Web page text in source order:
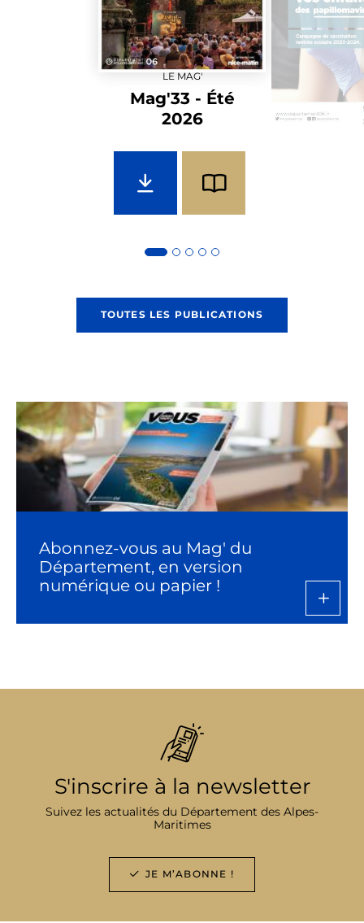
LE MAG'
Mag'33 - Été
2026
TOUTES LES PUBLICATIONS
Abonnez-vous au Mag' du
Département, en version
numérique ou papier !
S'inscrire à la newsletter
Suivez les actualités du Département des Alpes-
Maritimes
JE M’ABONNE !